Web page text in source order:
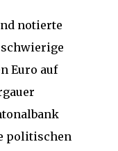
notierte
schwierige
Euro auf
politischen